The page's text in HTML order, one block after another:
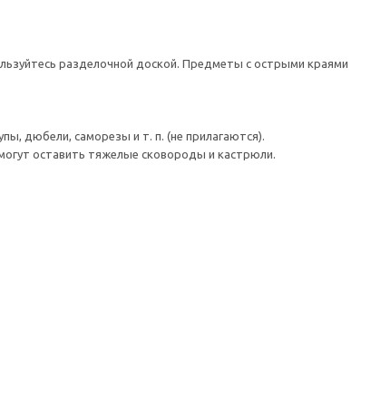
разделочной доской. Предметы с острыми краями
дюбели, саморезы и т. п. (не прилагаются).
оставить тяжелые сковороды и кастрюли.